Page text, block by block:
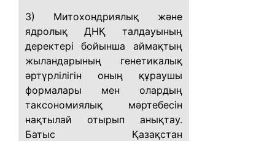
3) Митохондриялық және
ядролық ДНҚ талдауының
деректері бойынша аймақтың
жыландарының генетикалық
әртүрлілігін оның құраушы
формалары мен олардың
таксономиялық мәртебесін
нақтылай отырып анықтау.
Батыс Қазақстан